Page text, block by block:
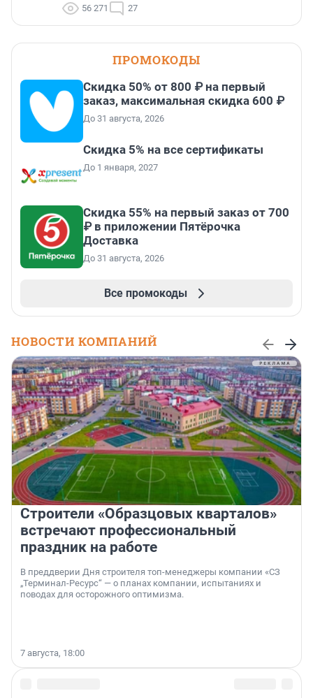
56 271 27
ПРОМОКОДЫ
Скидка 50% от 800 ₽ на первый
заказ, максимальная скидка 600 ₽
До 31 августа, 2026
Скидка 5% на все сертификаты
До 1 января, 2027
Скидка 55% на первый заказ от 700
₽ в приложении Пятёрочка
Доставка
До 31 августа, 2026
Все промокоды
НОВОСТИ КОМПАНИЙ
Строители «Образцовых кварталов»
встречают профессиональный
праздник на работе
В преддверии Дня строителя топ-менеджеры компании «СЗ
„Терминал-Ресурс“ — о планах компании, испытаниях и
поводах для осторожного оптимизма.
7 августа, 18:00